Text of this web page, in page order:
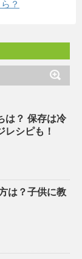
？
は？ 保存は冷
レシピも！
は？子供に教